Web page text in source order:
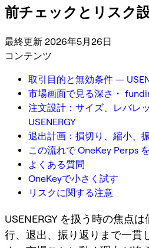
前チェックとリスク
最終更新 2026年5月26日
コンテンツ
取引目的と無効条件 —
市場画面で見る深さ・
注文設計：サイズ、レバレ
USENERGY
退出計画：損切り、縮小、
この流れで OneKey Perps
よくある質問
OneKeyで小さく試す
リスクに関する注意
USENERGY を扱う時の焦点
行、退出、振り返りまで一貫